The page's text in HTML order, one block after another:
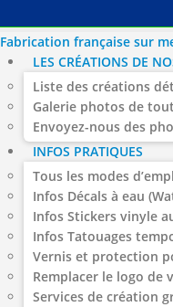
Fabrication française sur
LES CRÉATIONS DE
Liste des créations
Galerie photos de
Envoyez-nous des
INFOS PRATIQUES
Tous les modes
Infos Décals à eau
Infos Stickers vinyle
Infos Tatouages
Vernis et protection
Remplacer le logo de
Services de création